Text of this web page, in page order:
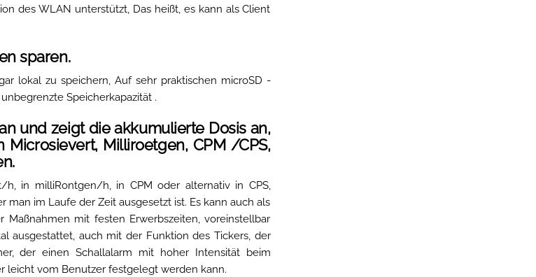
des WLAN unterstützt, Das heißt, es kann als Client
sparen.
lokal zu speichern, Auf sehr praktischen microSD -
Speicherkapazität .
und zeigt die akkumulierte Dosis an,
Milliroetgen, CPM /CPS,
h, in milliRontgen/h, in CPM oder alternativ in CPS,
im Laufe der Zeit ausgesetzt ist. Es kann auch als
Maßnahmen mit festen Erwerbszeiten, voreinstellbar
ausgestattet, auch mit der Funktion des Tickers, der
der einen Schallalarm mit hoher Intensität beim
leicht vom Benutzer festgelegt werden kann.